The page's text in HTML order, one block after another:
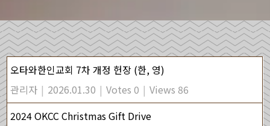
오타와한인교회 7차 개정 헌장 (한, 영)
관리자 | 2026.01.30 | Votes 0 | Views 86
2024 OKCC Christmas Gift Drive